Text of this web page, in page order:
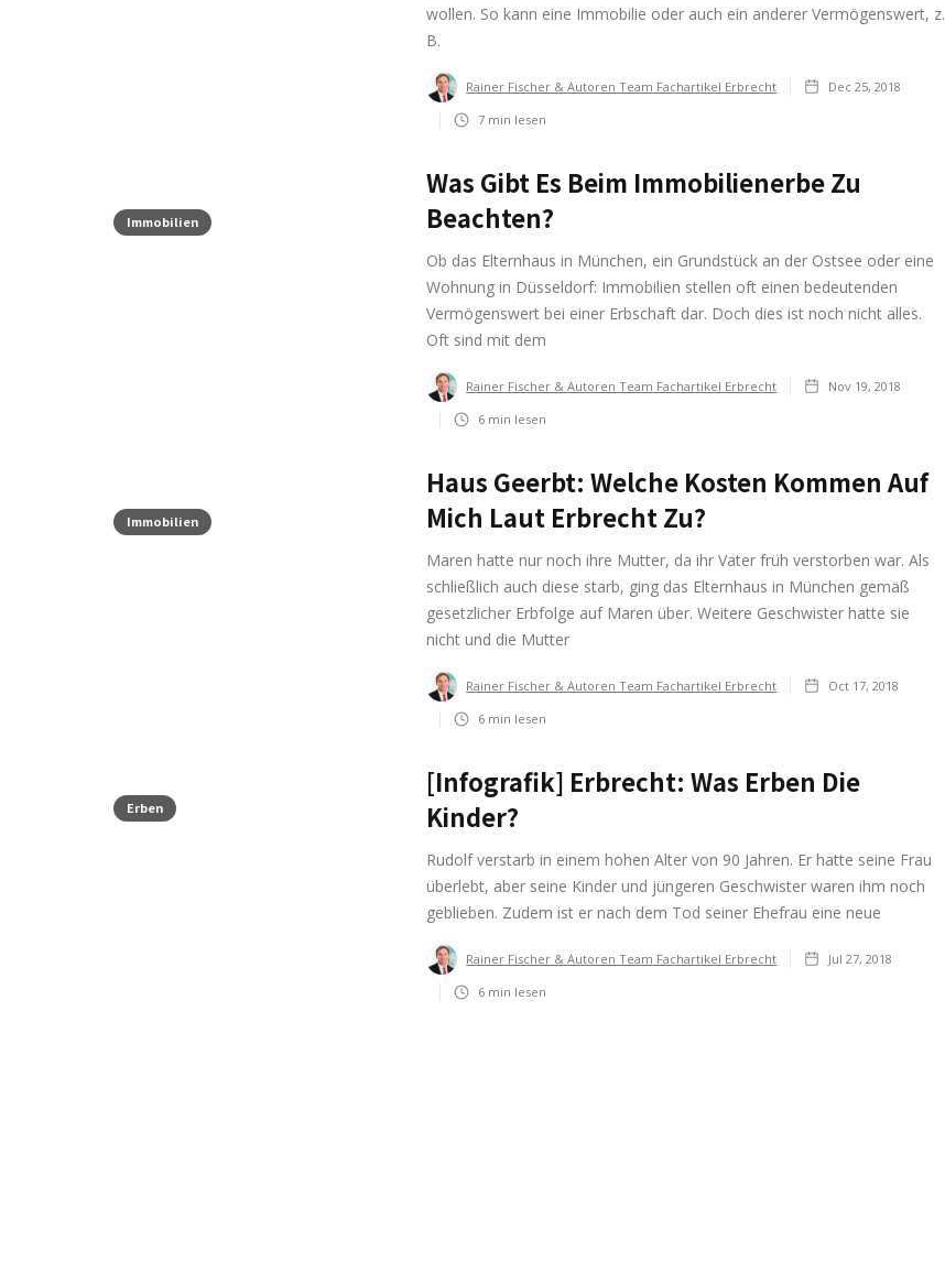
wollen. So kann eine Immobilie oder auch ein anderer Vermögenswert, z.
B.
Rainer Fischer & Autoren Team Fachartikel Erbrecht
Dec 25, 2018
7 min lesen
Immobilien
Was Gibt Es Beim Immobilienerbe Zu
Beachten?
Ob das Elternhaus in München, ein Grundstück an der Ostsee oder eine
Wohnung in Düsseldorf: Immobilien stellen oft einen bedeutenden
Vermögenswert bei einer Erbschaft dar. Doch dies ist noch nicht alles.
Oft sind mit dem
Rainer Fischer & Autoren Team Fachartikel Erbrecht
Nov 19, 2018
6 min lesen
Immobilien
Haus Geerbt: Welche Kosten Kommen Auf
Mich Laut Erbrecht Zu?
Maren hatte nur noch ihre Mutter, da ihr Vater früh verstorben war. Als
schließlich auch diese starb, ging das Elternhaus in München gemäß
gesetzlicher Erbfolge auf Maren über. Weitere Geschwister hatte sie
nicht und die Mutter
Rainer Fischer & Autoren Team Fachartikel Erbrecht
Oct 17, 2018
6 min lesen
Erben
[Infografik] Erbrecht: Was Erben Die
Kinder?
Rudolf verstarb in einem hohen Alter von 90 Jahren. Er hatte seine Frau
überlebt, aber seine Kinder und jüngeren Geschwister waren ihm noch
geblieben. Zudem ist er nach dem Tod seiner Ehefrau eine neue
Rainer Fischer & Autoren Team Fachartikel Erbrecht
Jul 27, 2018
6 min lesen